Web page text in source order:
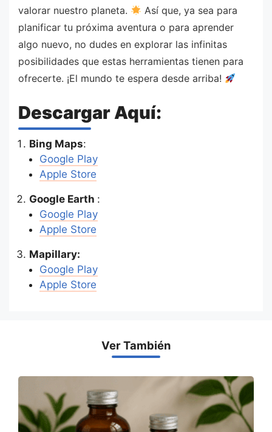
valorar nuestro planeta.
Así que, ya sea para
planificar tu próxima aventura o para aprender
algo nuevo, no dudes en explorar las infinitas
posibilidades que estas herramientas tienen para
ofrecerte. ¡El mundo te espera desde arriba!
Descargar Aquí:
Bing Maps:
Google Play
Apple Store
Google Earth :
Google Play
Apple Store
Mapillary:
Google Play
Apple Store
Ver También